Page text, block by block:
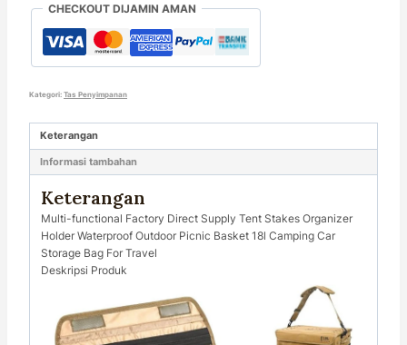
CHECKOUT DIJAMIN AMAN
Kategori: Tas Penyimpanan
Keterangan
Informasi tambahan
Keterangan
Multi-functional Factory Direct Supply Tent Stakes Organizer
Holder Waterproof Outdoor Picnic Basket 18l Camping Car
Storage Bag For Travel
Deskripsi Produk